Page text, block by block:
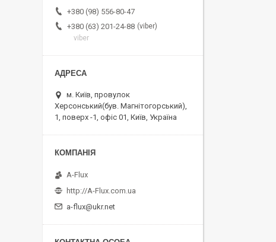
+380 (98) 556-80-47
+380 (63) 201-24-88 viber
viber
м. Київ, провулок
Херсонський(був. Магнітогорський),
1, поверх -1, офіс 01, Київ, Україна
A-Flux
http://A-Flux.com.ua
a-flux@ukr.net